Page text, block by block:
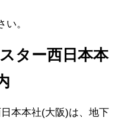
。
ター西日本本
本本社(大阪)は、地下